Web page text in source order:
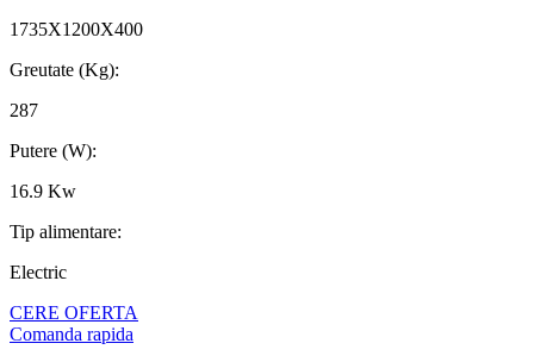
1735X1200X400
Greutate (Kg):
287
Putere (W):
16.9 Kw
Tip alimentare:
Electric
CERE OFERTA
Comanda rapida